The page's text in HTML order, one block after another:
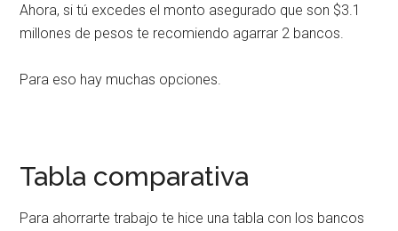
Ahora, si tú excedes el monto asegurado que son $3.1
millones de pesos te recomiendo agarrar 2 bancos.
Para eso hay muchas opciones.
Tabla comparativa
Para ahorrarte trabajo te hice una tabla con los bancos